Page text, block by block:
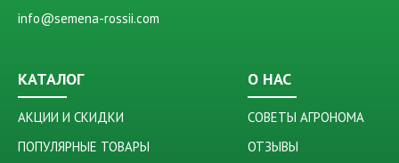
КАТАЛОГ
АКЦИИ И СКИДКИ
ПОПУЛЯРНЫЕ ТОВАРЫ
О НАС
СОВЕТЫ АГРОНОМА
ОТЗЫВЫ
info@semena-rossii.com